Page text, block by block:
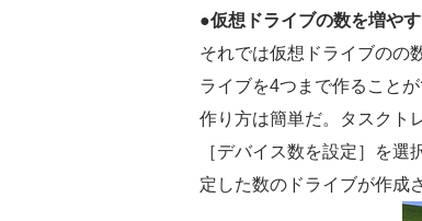
●仮想ドライブの数を増やす
それでは仮想ドライブのの
ライブを4つまで作ることが
作り方は簡単だ。タスクト
［デバイス数を設定］を
定した数のドライブが作成